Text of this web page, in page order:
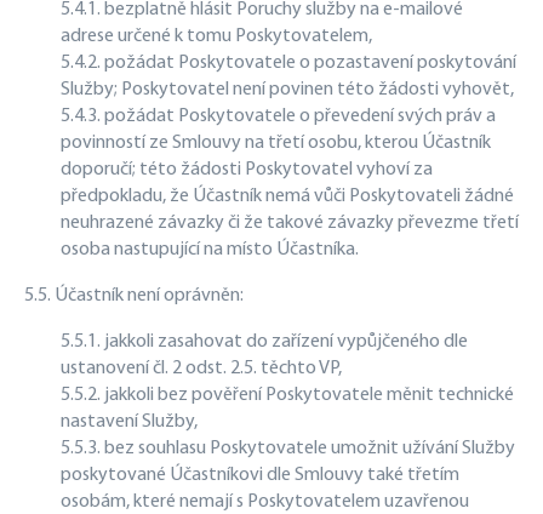
5.4.1. bezplatně hlásit Poruchy služby na e-mailové
adrese určené k tomu Poskytovatelem,
5.4.2. požádat Poskytovatele o pozastavení poskytování
Služby; Poskytovatel není povinen této žádosti vyhovět,
5.4.3. požádat Poskytovatele o převedení svých práv a
povinností ze Smlouvy na třetí osobu, kterou Účastník
doporučí; této žádosti Poskytovatel vyhoví za
předpokladu, že Účastník nemá vůči Poskytovateli žádné
neuhrazené závazky či že takové závazky převezme třetí
osoba nastupující na místo Účastníka.
5.5. Účastník není oprávněn:
5.5.1. jakkoli zasahovat do zařízení vypůjčeného dle
ustanovení čl. 2 odst. 2.5. těchto VP,
5.5.2. jakkoli bez pověření Poskytovatele měnit technické
nastavení Služby,
5.5.3. bez souhlasu Poskytovatele umožnit užívání Služby
poskytované Účastníkovi dle Smlouvy také třetím
osobám, které nemají s Poskytovatelem uzavřenou